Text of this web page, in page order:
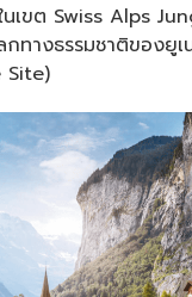
เขต Swiss Alps
กทางธรรมชาติของยูเ
Site)